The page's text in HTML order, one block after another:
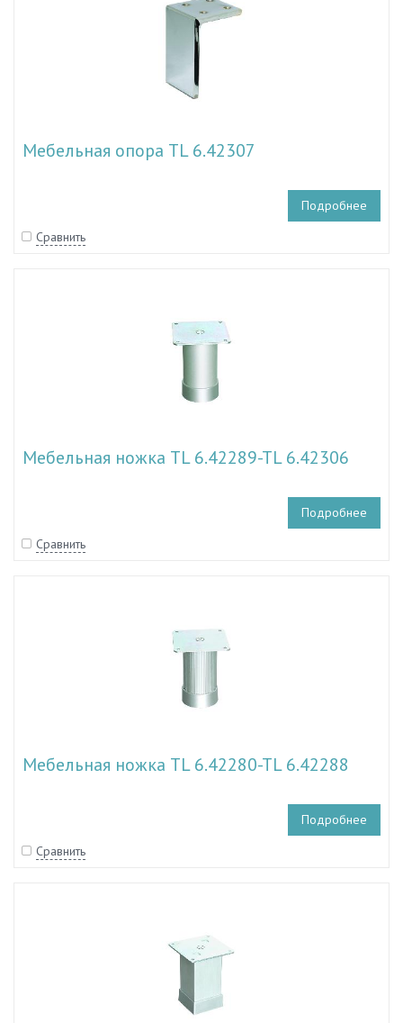
Мебельная опора TL 6.42307
Подробнее
Сравнить
Мебельная ножка TL 6.42289-TL 6.42306
Подробнее
Сравнить
Мебельная ножка TL 6.42280-TL 6.42288
Подробнее
Сравнить